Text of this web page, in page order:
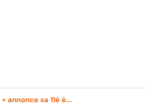
annonce sa 11è é...